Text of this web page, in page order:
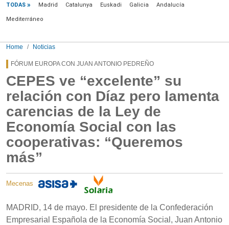
TODAS Madrid Catalunya Euskadi Galicia Andalucía
Mediterráneo
Home Noticias
FÓRUM EUROPA CON JUAN ANTONIO PEDREÑO
CEPES ve “excelente” su
relación con Díaz pero lamenta
carencias de la Ley de
Economía Social con las
cooperativas: “Queremos
más”
Mecenas
MADRID, 14 de mayo. El presidente de la Confederación
Empresarial Española de la Economía Social, Juan Antonio